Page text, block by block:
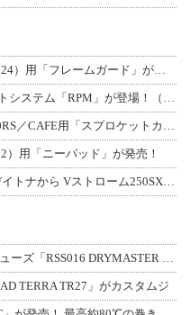
）用「ニーパッド」が発売！
TERRA TR27」がカスタムジ